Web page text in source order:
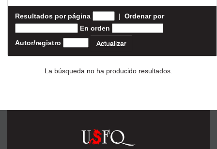
Resultados por página | Ordenar por
En orden
Autor/registro
La búsqueda no ha producido resultados.